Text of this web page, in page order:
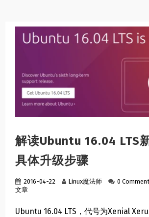
解读Ubuntu 16.04 LTS
具体升级步骤
2016-04-22 Linux魔法师 0 Comment
文章
Ubuntu 16.04 LTS，代号为Xenial